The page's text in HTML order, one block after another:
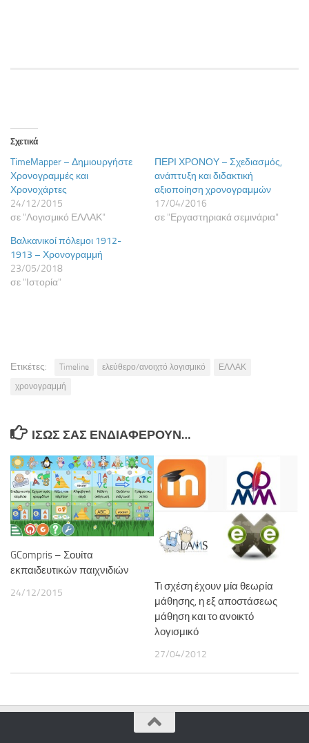
Σχετικά
TimeMapper – Δημιουργήστε
Χρονογραμμές και
Χρονοχάρτες
24/12/2015
σε "Λογισμικό ΕΛΛΑΚ"
ΠΕΡΙ ΧΡΟΝΟΥ – Σχεδιασμός,
ανάπτυξη και διδακτική
αξιοποίηση χρονογραμμών
17/04/2016
σε "Εργαστηριακά σεμινάρια"
Βαλκανικοί πόλεμοι 1912-
1913 – Χρονογραμμή
23/05/2018
σε "Ιστορία"
Ετικέτες: Timeline ελεύθερο/ανοιχτό λογισμικό
ΕΛΛΑΚ
χρονογραμμή
ΊΣΩΣ ΣΑΣ ΕΝΔΙΑΦΈΡΟΥΝ…
GCompris – Σουίτα
εκπαιδευτικών παιχνιδιών
24/12/2015
Τι σχέση έχουν μία θεωρία
μάθησης, η εξ αποστάσεως
μάθηση και το ανοικτό
λογισμικό
27/04/2012